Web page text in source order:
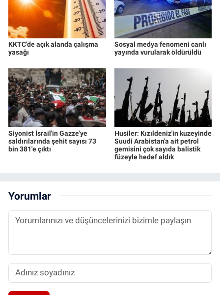
KKTC'de açık alanda çalışma
yasağı
Sosyal medya fenomeni canlı
yayında vurularak öldürüldü
Siyonist İsrail'in Gazze'ye
saldırılarında şehit sayısı 73
bin 381'e çıktı
Husiler: Kızıldeniz'in kuzeyinde
Suudi Arabistan'a ait petrol
gemisini çok sayıda balistik
füzeyle hedef aldık
Yorumlar